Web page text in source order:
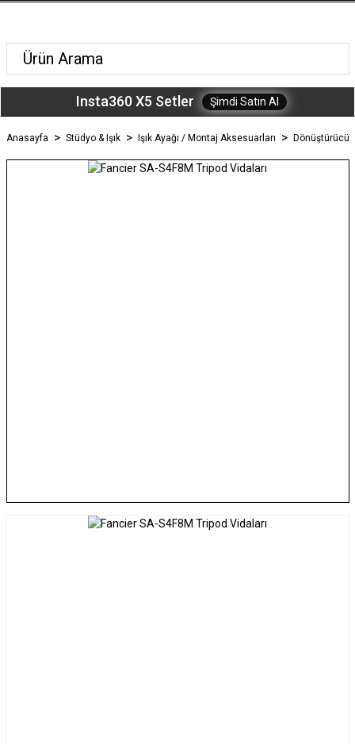
Insta360 X5 Setler Şimdi Satın Al
Anasayfa Stüdyo & Işık Işık Ayağı / Montaj Aksesuarları Dönüştürücü